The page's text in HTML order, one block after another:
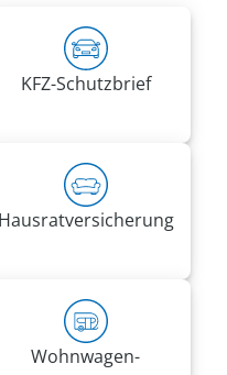
KFZ-Schutzbrief
Hausrat­versicherung
Wohnwagen­